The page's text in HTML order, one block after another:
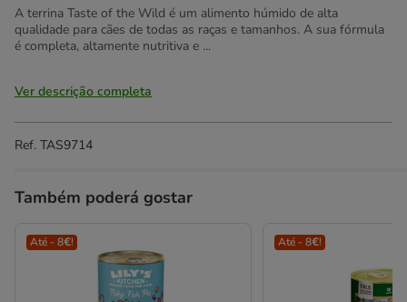
A terrina Taste of the Wild é um alimento húmido de alta
qualidade para cães de todas as raças e tamanhos. A sua fórmula
é completa, altamente nutritiva e ...
Ver descrição completa
Ref. TAS9714
Também poderá gostar
Até - 8€! Até - 8€!